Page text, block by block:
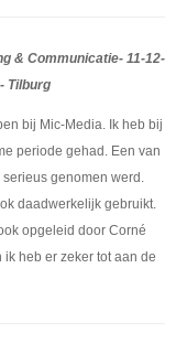
& Communicatie- 11-12-
Tilburg
bij Mic-Media. Ik heb bij
periode gehad. Een van
genomen werd.
daadwerkelijk gebruikt.
opgeleid door Corné
heb er zeker tot aan de